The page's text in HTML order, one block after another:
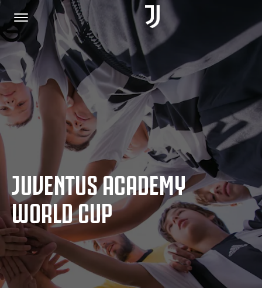
PÁGINA INICIAL
JUNTE-SE A NÓS
POLÍTICA DE PRIVACIDADE
JUVENTUS.COM
LOJA
MAIS
JUVENTUS ACADEMY
WORLD CUP